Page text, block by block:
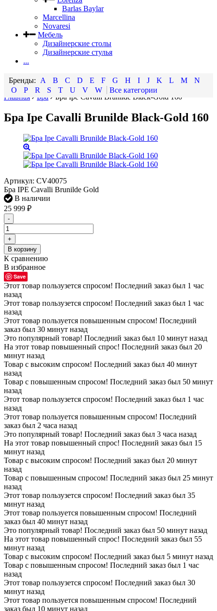
Barlas Baylar
Marcellina
Novaresi
Мебель
Дизайнерские столы
Дизайнерские стулья
...
A B C D E F G H I J K L M
N
O
P R S T U V W
Все категории
Главная
Бра Бра Ipe Cavalli Brunilde Black-Gold 160
Бра Ipe Cavalli Brunilde Black-Gold 160
Артикул: CV40075
Бра IPE Cavalli Brunilde Gold
В наличии
25 999 ₽
-
+
В корзину
К сравнению
В избранное
Save
Этот товар пользузется спросом! Последний заказ был 1 час
назад
Этот товар пользузется спросом! Последний заказ был 1 час
назад
Этот товар пользуется повышенным спросом! Последний
заказ был 30 минут назад
Это популярный товар! Последний заказ был 10 минут назад
На этот товар повышенный спрос! Последний заказ был 20
минут назад
Товар с высоким спросом! Последний заказ был 40 минут
назад
Товар с повышенным спросом! Последний заказ был 50 минут
назад
Этот товар пользузется спросом! Последний заказ был 1 час
назад
Этот товар пользуется повышенным спросом! Последний
заказ был 2 часа назад
Это популярный товар! Последний заказ был 3 часа назад
На этот товар повышенный спрос! Последний заказ был 15
минут назад
Товар с высоким спросом! Последний заказ был 20 минут
назад
Товар с повышенным спросом! Последний заказ был 25 минут
назад
Этот товар пользузется спросом! Последний заказ был 35
минут назад
Этот товар пользуется повышенным спросом! Последний
заказ был 40 минут назад
Это популярный товар! Последний заказ был 50 минут назад
На этот товар повышенный спрос! Последний заказ был 55
минут назад
Товар с высоким спросом! Последний заказ был 5 минут назад
Товар с повышенным спросом! Последний заказ был 1 час
назад
Этот товар пользузется спросом! Последний заказ был 30
минут назад
Этот товар пользуется повышенным спросом! Последний
заказ был 10 минут назад